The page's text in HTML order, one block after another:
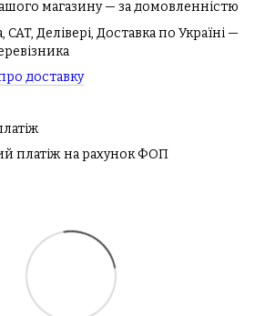
магазину — за домовленністю
Делівері, Доставка по Україні —
доставку
платіж на рахунок ФОП